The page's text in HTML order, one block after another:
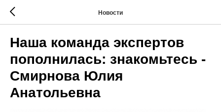
Новости
Наша команда экспертов
пополнилась: знакомьтесь -
Смирнова Юлия
Анатольевна